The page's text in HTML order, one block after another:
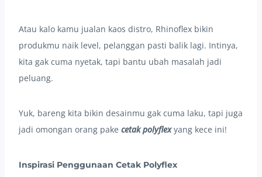
Atau kalo kamu jualan kaos distro, Rhinoflex bikin
produkmu naik level, pelanggan pasti balik lagi. Intinya,
kita gak cuma nyetak, tapi bantu ubah masalah jadi
peluang.
Yuk, bareng kita bikin desainmu gak cuma laku, tapi juga
jadi omongan orang pake cetak polyflexyang kece ini!
Inspirasi Penggunaan Cetak Polyflex